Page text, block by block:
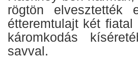
rögtön elvesztették
étteremtulajt két
káromkodás
savval.